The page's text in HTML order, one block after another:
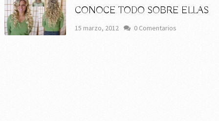
CONOCE TODO SOBRE ELLAS
15 marzo, 2012 0 Comentarios